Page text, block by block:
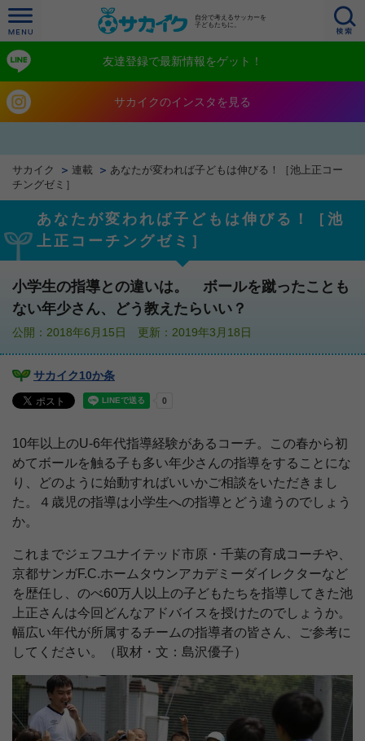
自分で考えるサッカーを
子どもたちに。
友達登録で最新情報をゲット！
サカイクのインスタを見る
サカイク 連載
あなたが変われば子どもは伸びる！［池上正コー
チングゼミ］
あなたが変われば子どもは伸びる！［池
上正コーチングゼミ］
小学生の指導との違いは。 ボールを蹴ったことも
ない年少さん、どう教えたらいい？
公開：2018年6月15日 更新：2019年3月18日
サカイク10か条
10年以上のU-6年代指導経験があるコーチ。この春から初
めてボールを触る子も多い年少さんの指導をすることにな
り、どのように始動すればいいかご相談をいただきまし
た。４歳児の指導は小学生への指導とどう違うのでしょう
か。
これまでジェフユナイテッド市原・千葉の育成コーチや、
京都サンガF.C.ホームタウンアカデミーダイレクターなど
を歴任し、のべ60万人以上の子どもたちを指導してきた池
上正さんは今回どんなアドバイスを授けたのでしょうか。
幅広い年代が所属するチームの指導者の皆さん、ご参考に
してください。（取材・文：島沢優子）